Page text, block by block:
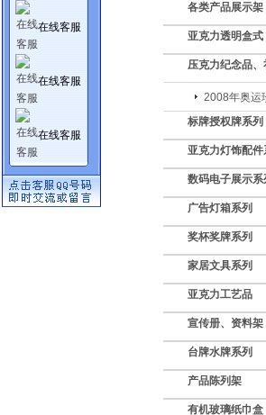
各类产品展示架
亚克力透明盒式
压克力纪念品、
2008年奥运
标牌授权牌系列
亚克力灯饰配件
数码电子展示系
广告灯箱系列
奖杯奖牌系列
家居文具系列
亚克力工艺品
宣传册、资料架
台牌水牌系列
产品陈列架
有机玻璃纸巾盒
在线客服
在线客服
在线客服